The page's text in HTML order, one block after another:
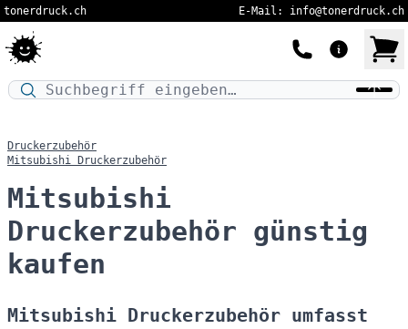
tonerdruck.ch E-Mail: info@tonerdruck.ch
Druckermodell oder Produktnamen eingeben…
Druckerzubehör
Mitsubishi Druckerzubehör
Mitsubishi
Druckerzubehör günstig
kaufen
Mitsubishi Druckerzubehör umfasst